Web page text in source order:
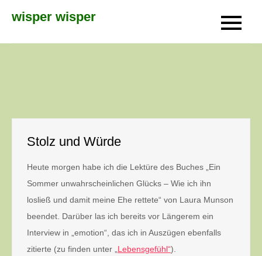
wisper wisper
Stolz und Würde
Heute morgen habe ich die Lektüre des Buches „Ein
Sommer unwahrscheinlichen Glücks – Wie ich ihn
losließ und damit meine Ehe rettete“ von Laura Munson
beendet. Darüber las ich bereits vor Längerem ein
Interview in „emotion“, das ich in Auszügen ebenfalls
zitierte (zu finden unter „ Lebensgefühl“).